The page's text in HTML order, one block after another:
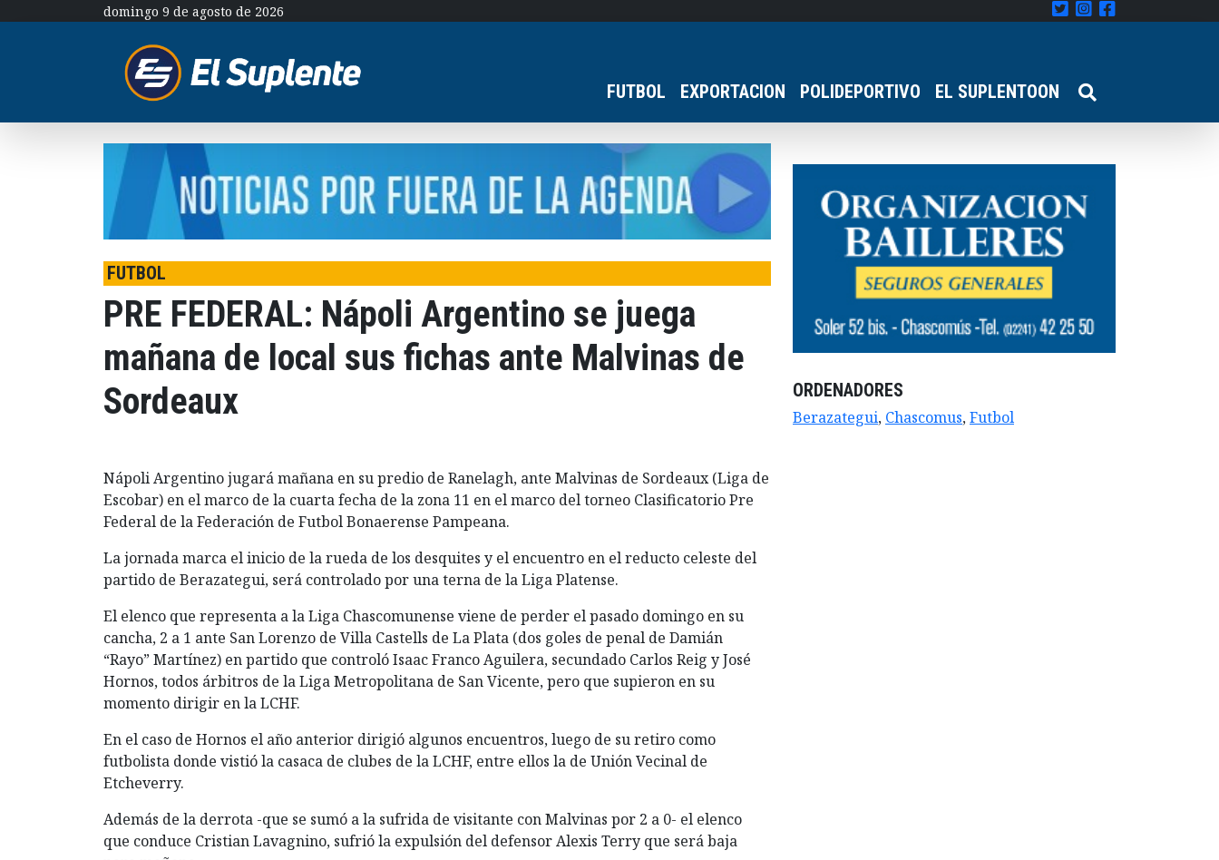
domingo 9 de agosto de 2026
FUTBOL EXPORTACION POLIDEPORTIVO EL SUPLENTOON
FUTBOL
PRE FEDERAL: Nápoli Argentino se juega
mañana de local sus fichas ante Malvinas de
Sordeaux
Nápoli Argentino jugará mañana en su predio de Ranelagh, ante Malvinas de Sordeaux (Liga de
Escobar) en el marco de la cuarta fecha de la zona 11 en el marco del torneo Clasificatorio Pre
Federal de la Federación de Futbol Bonaerense Pampeana.
La jornada marca el inicio de la rueda de los desquites y el encuentro en el reducto celeste del
partido de Berazategui, será controlado por una terna de la Liga Platense.
El elenco que representa a la Liga Chascomunense viene de perder el pasado domingo en su
cancha, 2 a 1 ante San Lorenzo de Villa Castells de La Plata (dos goles de penal de Damián
“Rayo” Martínez) en partido que controló Isaac Franco Aguilera, secundado Carlos Reig y José
Hornos, todos árbitros de la Liga Metropolitana de San Vicente, pero que supieron en su
momento dirigir en la LCHF.
En el caso de Hornos el año anterior dirigió algunos encuentros, luego de su retiro como
futbolista donde vistió la casaca de clubes de la LCHF, entre ellos la de Unión Vecinal de
Etcheverry.
Además de la derrota -que se sumó a la sufrida de visitante con Malvinas por 2 a 0- el elenco
que conduce Cristian Lavagnino, sufrió la expulsión del defensor Alexis Terry que será baja
ORDENADORES
Berazategui, Chascomus,Futbol